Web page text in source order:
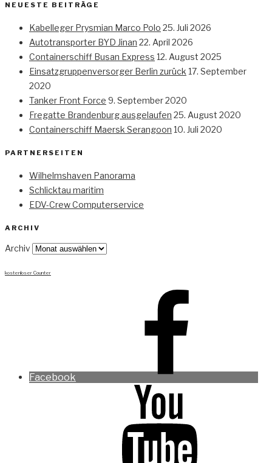
NEUESTE BEITRÄGE
Kabelleger Prysmian Marco Polo 25. Juli 2026
Autotransporter BYD Jinan 22. April 2026
Containerschiff Busan Express 12. August 2025
Einsatzgruppenversorger Berlin zurück 17. September
2020
Tanker Front Force 9. September 2020
Fregatte Brandenburg ausgelaufen 25. August 2020
Containerschiff Maersk Serangoon 10. Juli 2020
PARTNERSEITEN
Wilhelmshaven Panorama
Schlicktau maritim
EDV-Crew Computerservice
ARCHIV
Archiv
kostenloser Counter
Facebook